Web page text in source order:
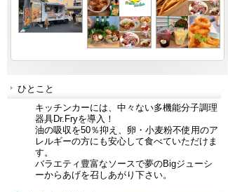
ひとこと
キッチンカーには、中々ない多機能分子調理
器具Dr.Fryを導入！
油の吸収を50％抑え、卵・小麦粉不使用のア
レルギーの方にも安心して食べていただけま
す。
バラエティ豊富なソースで夢のBigジューシ
ーからあげを召しあがり下さい。